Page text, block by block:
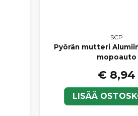
SCP
Pyörän mutteri
mopoauto
€ 8,94
LISÄÄ